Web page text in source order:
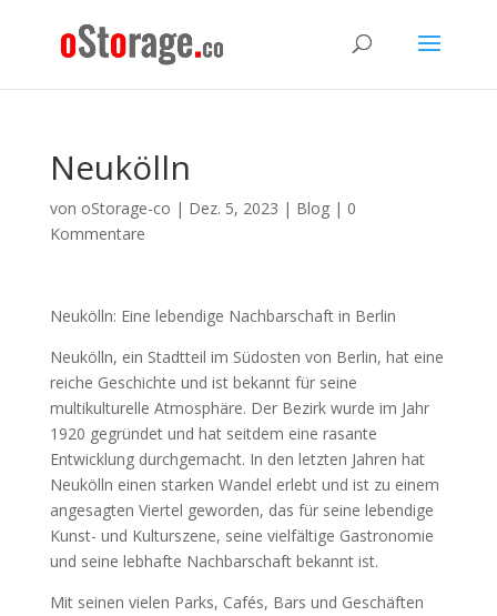
Neukölln
von oStorage-co | Dez. 5, 2023 | Blog| 0
Kommentare
Neukölln: Eine lebendige Nachbarschaft in Berlin
Neukölln, ein Stadtteil im Südosten von Berlin, hat eine
reiche Geschichte und ist bekannt für seine
multikulturelle Atmosphäre. Der Bezirk wurde im Jahr
1920 gegründet und hat seitdem eine rasante
Entwicklung durchgemacht. In den letzten Jahren hat
Neukölln einen starken Wandel erlebt und ist zu einem
angesagten Viertel geworden, das für seine lebendige
Kunst- und Kulturszene, seine vielfältige Gastronomie
und seine lebhafte Nachbarschaft bekannt ist.
Mit seinen vielen Parks, Cafés, Bars und Geschäften